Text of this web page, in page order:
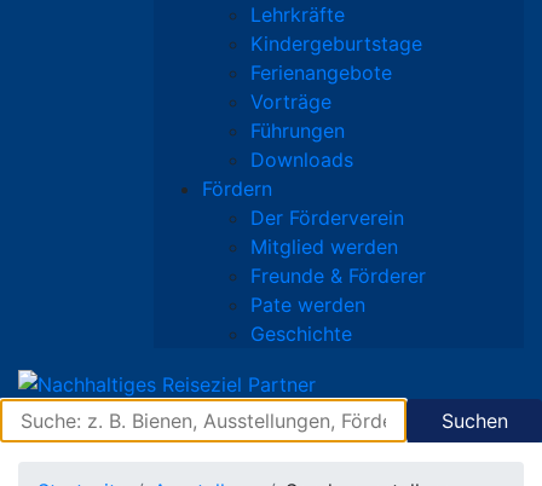
Lehrkräfte
Kindergeburtstage
Ferienangebote
Vorträge
Führungen
Downloads
Fördern
Der Förderverein
Mitglied werden
Freunde & Förderer
Pate werden
Geschichte
Suchen